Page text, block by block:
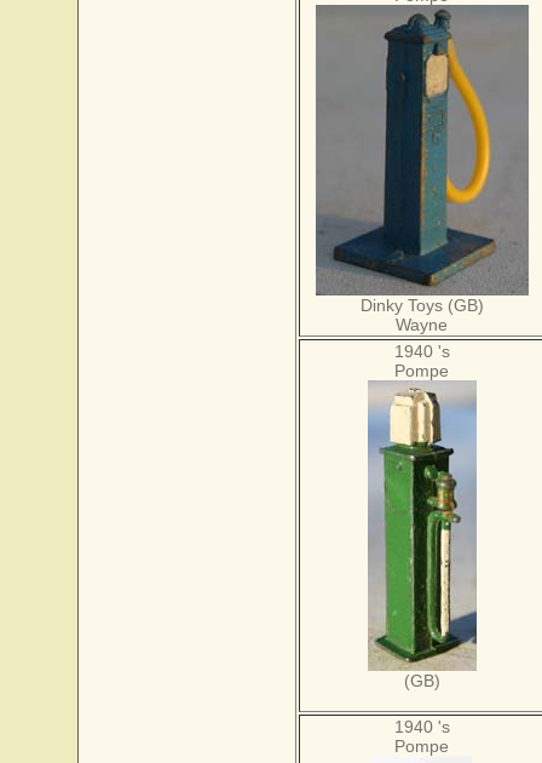
Dinky Toys (GB)
Wayne
1940 's
Pompe
(GB)
1940 's
Pompe